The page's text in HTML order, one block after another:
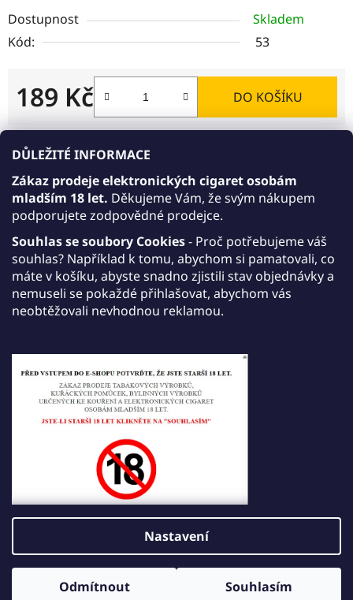
DŮLEŽITÉ INFORMACE
Zákaz prodeje elektronických cigaret osobám
mladším 18 let. Děkujeme Vám, že svým nákupem
podporujete zodpovědné prodejce.
Souhlas se soubory Cookies- Proč potřebujeme váš
souhlas? Například k tomu, abychom si pamatovali, co
máte v košíku, abyste snadno zjistili stav objednávky a
nemuseli se pokaždé přihlašovat, abychom vás
neobtěžovali nevhodnou reklamou.
Nastavení
Odmítnout Souhlasím
Dostupnost
Skladem
Kód:
53
189 Kč
Měrná cena:
DO KOŠÍKU
Akce 10+1 zdarma
AKCE 10+1: Kupte 10 libovolných jednorázových
e-cigaret JDI March v síle 15 mg/ml nebo 20
mg/ml. Varianty 15 mg/ml a 20 mg/ml můžete
libovolně kombinovat. Přidejte do košíku ještě
jednu jednorázovou e-cigaretu JDI March dle
vlastního výběru a získáte ji zdarma.
Akce platí do 30. září 2026.
Popis
Hodnocení
Vytvořil Shoptet
Copyright 2026JDI VAPE
. Všechna práva vyhrazena.